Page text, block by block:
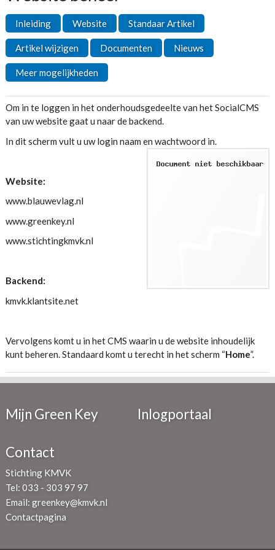
Inleiding Website Standaar Artikel
Artikel wijzigen Documenten Nieuws
Meer mogelijkheden
Om in te loggen in het onderhoudsgedeelte van het SocialCMS
van uw website gaat u naar de backend.
In dit scherm vult u uw login naam en wachtwoord in.
Website:
www.blauwevlag.nl
www.greenkey.nl
www.stichtingkmvk.nl
Backend:
kmvk.klantsite.net
Vervolgens komt u in het CMS waarin u de website inhoudelijk
kunt beheren. Standaard komt u terecht in het scherm “Home”.
Mijn Green Key Inlogportaal
Contact
Stichting KMVK
Tel: 033 - 303 97 97
Email: greenkey@kmvk.nl
Contactpagina